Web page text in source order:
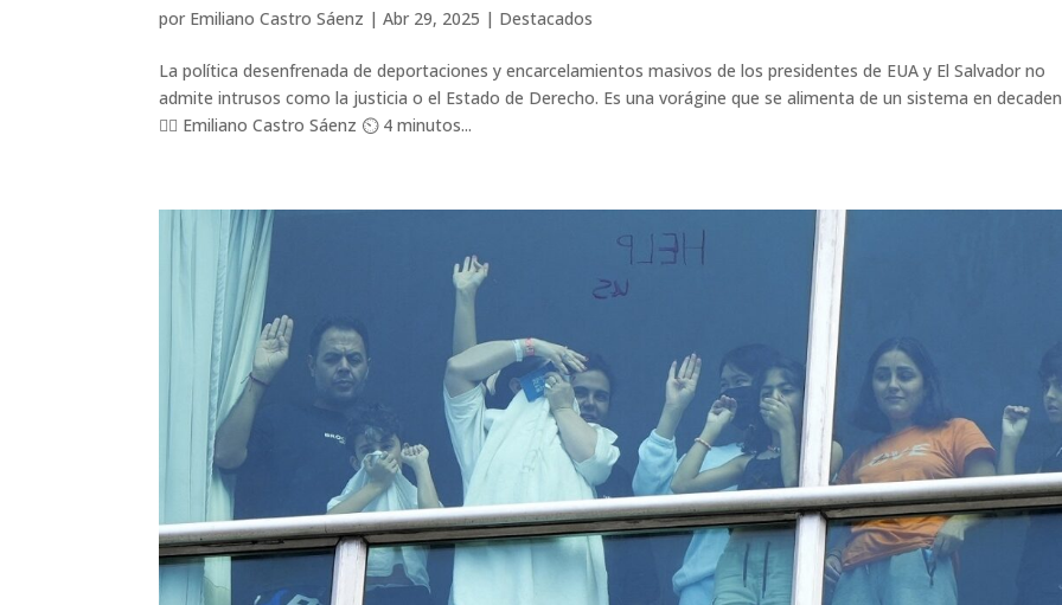
por Emiliano Castro Sáenz |Abr 29, 2025 | Destacados
La política desenfrenada de deportaciones y encarcelamientos masivos de los presidentes de EUA y El Salvador no
admite intrusos como la justicia o el Estado de Derecho. Es una vorágine que se alimenta de un sistema en
✍🏽 Emiliano Castro Sáenz ⏲️ 4 minutos...